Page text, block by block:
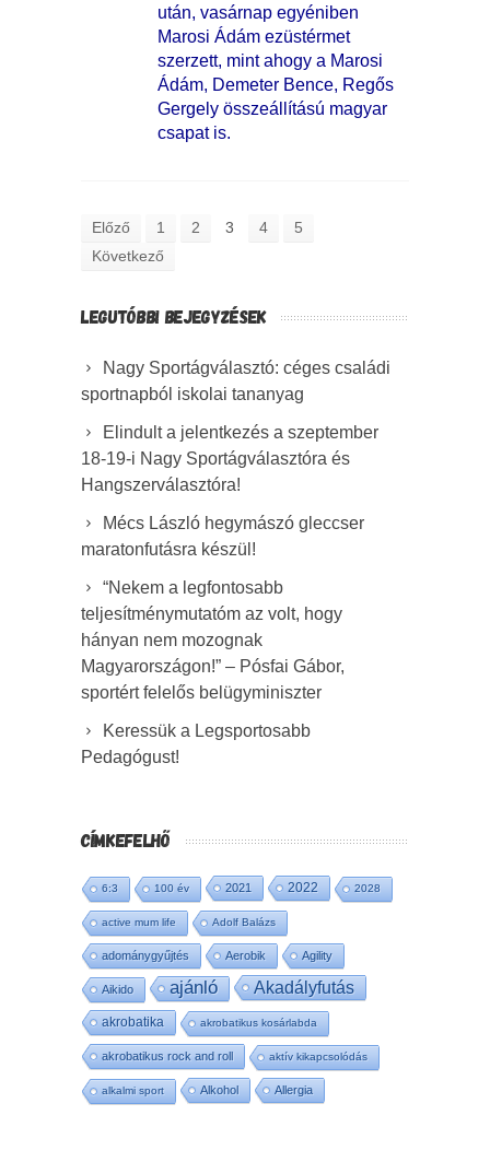
után, vasárnap egyéniben
Marosi Ádám ezüstérmet
szerzett, mint ahogy a Marosi
Ádám, Demeter Bence, Regős
Gergely összeállítású magyar
csapat is.
Előző 1 2 3 4
5
Következő
LEGUTÓBBI BEJEGYZÉSEK
Nagy Sportágválasztó: céges családi
sportnapból iskolai tananyag
Elindult a jelentkezés a szeptember
18-19-i Nagy Sportágválasztóra és
Hangszerválasztóra!
Mécs László hegymászó gleccser
maratonfutásra készül!
“Nekem a legfontosabb
teljesítménymutatóm az volt, hogy
hányan nem mozognak
Magyarországon!” – Pósfai Gábor,
sportért felelős belügyminiszter
Keressük a Legsportosabb
Pedagógust!
CÍMKEFELHŐ
6:3 100 év 2021 2022 2028
active mum life Adolf Balázs
adománygyűjtés Aerobik Agility
Aikido ajánló Akadályfutás
akrobatika akrobatikus kosárlabda
akrobatikus rock and roll aktív kikapcsolódás
alkalmi sport Alkohol Allergia